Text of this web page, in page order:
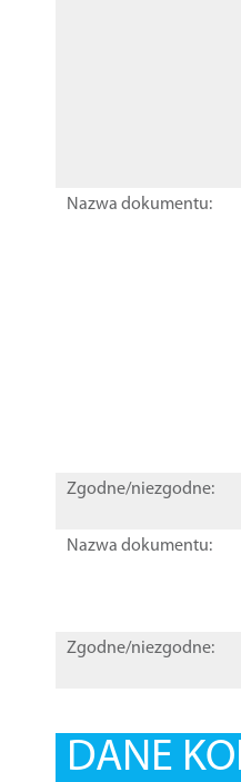
Nazwa dokumentu:
Zgodne/niezgodne:
Nazwa dokumentu:
Zgodne/niezgodne:
DANE